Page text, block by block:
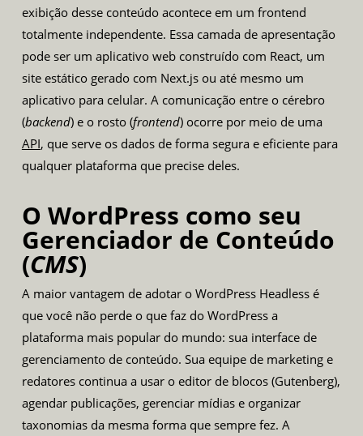
exibição desse conteúdo acontece em um frontend
totalmente independente. Essa camada de apresentação
pode ser um aplicativo web construído com React, um
site estático gerado com Next.js ou até mesmo um
aplicativo para celular. A comunicação entre o cérebro
(backend) e o rosto (frontend) ocorre por meio de uma
API, que serve os dados de forma segura e eficiente para
qualquer plataforma que precise deles.
O WordPress como seu
Gerenciador de Conteúdo
(CMS)
A maior vantagem de adotar o WordPress Headless é
que você não perde o que faz do WordPress a
plataforma mais popular do mundo: sua interface de
gerenciamento de conteúdo. Sua equipe de marketing e
redatores continua a usar o editor de blocos (Gutenberg),
agendar publicações, gerenciar mídias e organizar
taxonomias da mesma forma que sempre fez. A